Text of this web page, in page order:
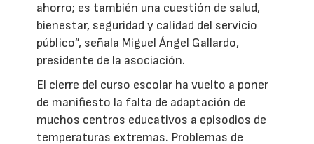
ahorro; es también una cuestión de salud,
bienestar, seguridad y calidad del servicio
público”, señala Miguel Ángel Gallardo,
presidente de la asociación.
El cierre del curso escolar ha vuelto a poner
de manifiesto la falta de adaptación de
muchos centros educativos a episodios de
temperaturas extremas. Problemas de